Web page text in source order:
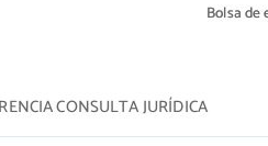
Bolsa de
CONSULTA JURÍDICA